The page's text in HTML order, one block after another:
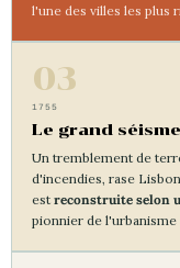
l'une des villes les plus
03
1755
Le grand
Un tremblement de
d'incendies, rase
est reconstruite selon
pionnier de l'urbanisme